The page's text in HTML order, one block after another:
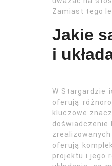
Zamiast tego
Jakie
i
W Stargardzie
oferują
kluczowe
doświadczenie
oferują
projektu i jego